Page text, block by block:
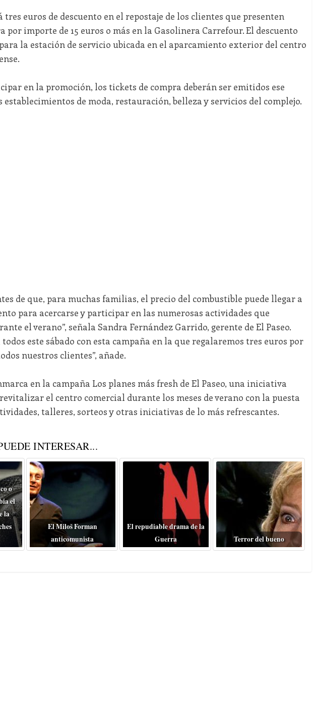
tres euros de descuento en el repostaje de los clientes que presenten
por importe de 15 euros o más en la Gasolinera Carrefour. El descuento
la estación de servicio ubicada en el aparcamiento exterior del centro
en la promoción, los tickets de compra deberán ser emitidos ese
establecimientos de moda, restauración, belleza y servicios del complejo.
de que, para muchas familias, el precio del combustible puede llegar a
para acercarse y participar en las numerosas actividades que
el verano”, señala Sandra Fernández Garrido, gerente de El Paseo.
todos este sábado con esta campaña en la que regalaremos tres euros por
nuestros clientes”, añade.
en la campaña Los planes más fresh de El Paseo, una iniciativa
el centro comercial durante los meses de verano con la puesta
talleres, sorteos y otras iniciativas de lo más refrescantes.
INTERESAR...
o
el
la
El Miloš Forman
anticomunista
El repudiable drama de la
Guerra
Terror del bueno